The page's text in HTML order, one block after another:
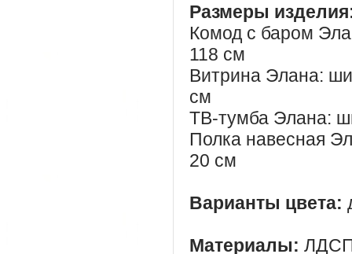
Размеры
Комод с баром
118 см
Витрина Элана:
см
ТВ-тумба Элана:
Полка навесная
20 см
Варианты цвета:
Материалы: